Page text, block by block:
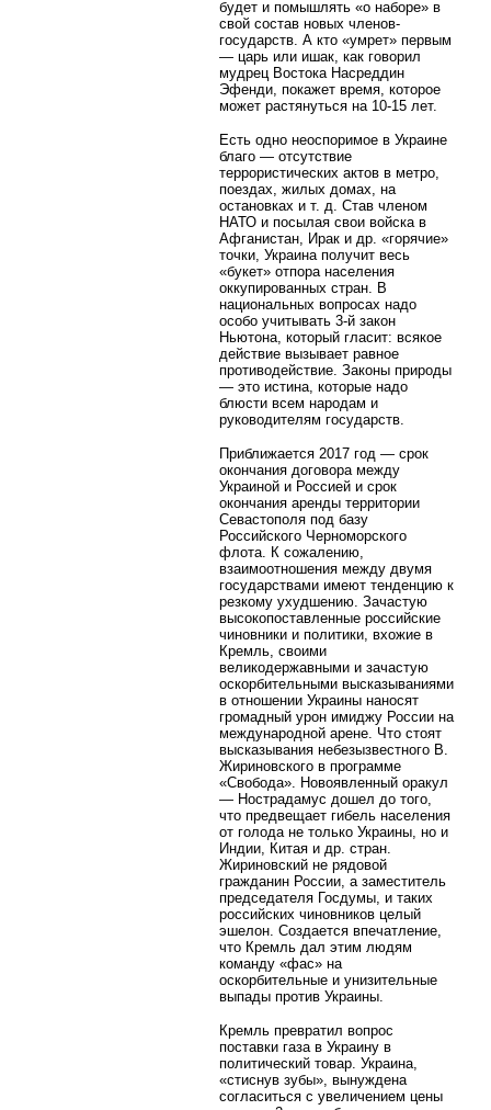
будет и помышлять «о наборе» в
свой состав новых членов-
государств. А кто «умрет» первым
— царь или ишак, как говорил
мудрец Востока Насреддин
Эфенди, покажет время, которое
может растянуться на 10-15 лет.
Есть одно неоспоримое в Украине
благо — отсутствие
террористических актов в метро,
поездах, жилых домах, на
остановках и т. д. Став членом
НАТО и посылая свои войска в
Афганистан, Ирак и др. «горячие»
точки, Украина получит весь
«букет» отпора населения
оккупированных стран. В
национальных вопросах надо
особо учитывать 3-й закон
Ньютона, который гласит: всякое
действие вызывает равное
противодействие. Законы природы
— это истина, которые надо
блюсти всем народам и
руководителям государств.
Приближается 2017 год — срок
окончания договора между
Украиной и Россией и срок
окончания аренды территории
Севастополя под базу
Российского Черноморского
флота. К сожалению,
взаимоотношения между двумя
государствами имеют тенденцию к
резкому ухудшению. Зачастую
высокопоставленные российские
чиновники и политики, вхожие в
Кремль, своими
великодержавными и зачастую
оскорбительными высказываниями
в отношении Украины наносят
громадный урон имиджу России на
международной арене. Что стоят
высказывания небезызвестного В.
Жириновского в программе
«Свобода». Новоявленный оракул
— Нострадамус дошел до того,
что предвещает гибель населения
от голода не только Украины, но и
Индии, Китая и др. стран.
Жириновский не рядовой
гражданин России, а заместитель
председателя Госдумы, и таких
российских чиновников целый
эшелон. Создается впечатление,
что Кремль дал этим людям
команду «фас» на
оскорбительные и унизительные
выпады против Украины.
Кремль превратил вопрос
поставки газа в Украину в
политический товар. Украина,
«стиснув зубы», вынуждена
согласиться с увеличением цены